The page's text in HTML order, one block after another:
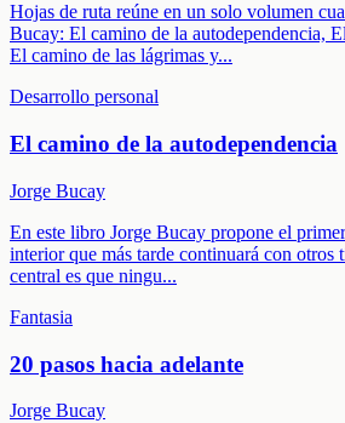
Hojas de ruta reúne en un solo volumen
Bucay: El camino de la autodependencia,
El camino de las lágrimas y...
Desarrollo personal
El camino de la autodependencia
Jorge Bucay
En este libro Jorge Bucay propone el
interior que más tarde continuará con otros
central es que ningu...
Fantasia
20 pasos hacia adelante
Jorge Bucay